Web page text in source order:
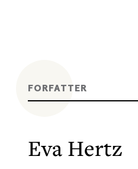
FORFATTER
Eva Hertz